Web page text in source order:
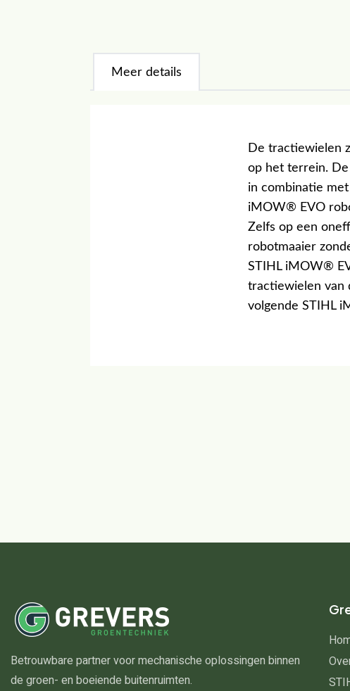
Meer details
De tractiewielen
op het terrein.
in combinatie
iMOW® EVO
Zelfs op een
robotmaaier
STIHL iMOW®
tractiewielen van
volgende STIHL
Betrouwbare partner voor mechanische oplossingen binnen
de groen- en boeiende buitenruimten.